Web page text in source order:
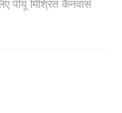
पीयू मिश्रित कैनवास